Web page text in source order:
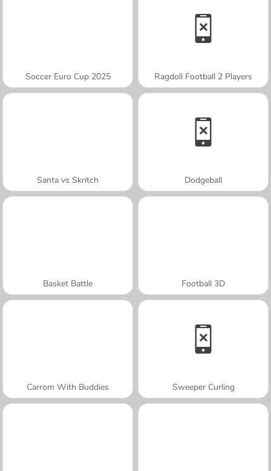
Soccer Euro Cup 2025 Ragdoll Football 2 Players
Santa vs Skritch Dodgeball
Basket Battle Football 3D
Carrom With Buddies Sweeper Curling